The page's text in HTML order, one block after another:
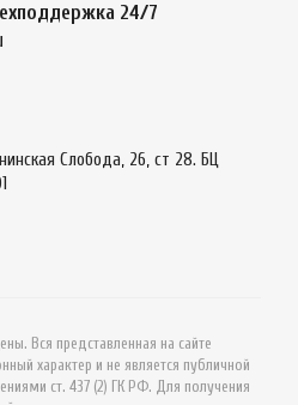
24/7
Слобода, 26, ст 28. БЦ
Вся представленная на сайте
характер и не является публичной
ст. 437 (2) ГК РФ. Для получения